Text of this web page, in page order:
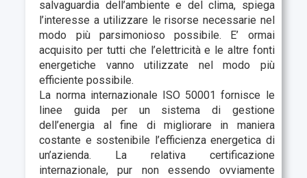
salvaguardia dell’ambiente e del clima, spiega
l’interesse a utilizzare le risorse necessarie nel
modo più parsimonioso possibile. E’ ormai
acquisito per tutti che l’elettricità e le altre fonti
energetiche vanno utilizzate nel modo più
efficiente possibile.
La norma internazionale ISO 50001 fornisce le
linee guida per un sistema di gestione
dell’energia al fine di migliorare in maniera
costante e sostenibile l’efficienza energetica di
un’azienda. La relativa certificazione
internazionale, pur non essendo ovviamente